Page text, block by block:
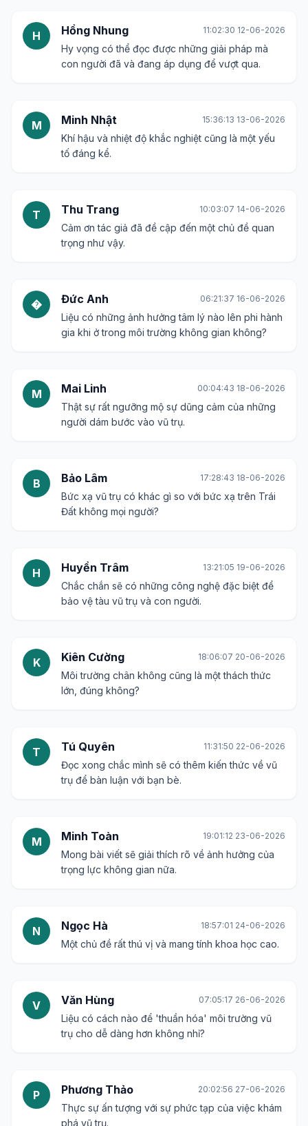
H Hồng Nhung 11:02:30 12-06-2026
Hy vọng có thể đọc được những giải pháp mà
con người đã và đang áp dụng để vượt qua.
M Minh Nhật 15:36:13 13-06-2026
Khí hậu và nhiệt độ khắc nghiệt cũng là một yếu
tố đáng kể.
T Thu Trang 10:03:07 14-06-2026
Cảm ơn tác giả đã đề cập đến một chủ đề quan
trọng như vậy.
� Đức Anh 06:21:37 16-06-2026
Liệu có những ảnh hưởng tâm lý nào lên phi hành
gia khi ở trong môi trường không gian không?
M Mai Linh 00:04:43 18-06-2026
Thật sự rất ngưỡng mộ sự dũng cảm của những
người dám bước vào vũ trụ.
B Bảo Lâm 17:28:43 18-06-2026
Bức xạ vũ trụ có khác gì so với bức xạ trên Trái
Đất không mọi người?
H Huyền Trâm 13:21:05 19-06-2026
Chắc chắn sẽ có những công nghệ đặc biệt để
bảo vệ tàu vũ trụ và con người.
K Kiên Cường 18:06:07 20-06-2026
Môi trường chân không cũng là một thách thức
lớn, đúng không?
T Tú Quyên 11:31:50 22-06-2026
Đọc xong chắc mình sẽ có thêm kiến thức về vũ
trụ để bàn luận với bạn bè.
M Minh Toàn 19:01:12 23-06-2026
Mong bài viết sẽ giải thích rõ về ảnh hưởng của
trọng lực không gian nữa.
N Ngọc Hà 18:57:01 24-06-2026
Một chủ đề rất thú vị và mang tính khoa học cao.
V Văn Hùng 07:05:17 26-06-2026
Liệu có cách nào để 'thuần hóa' môi trường vũ
trụ cho dễ dàng hơn không nhỉ?
P Phương Thảo 20:02:56 27-06-2026
Thực sự ấn tượng với sự phức tạp của việc khám
phá vũ trụ.